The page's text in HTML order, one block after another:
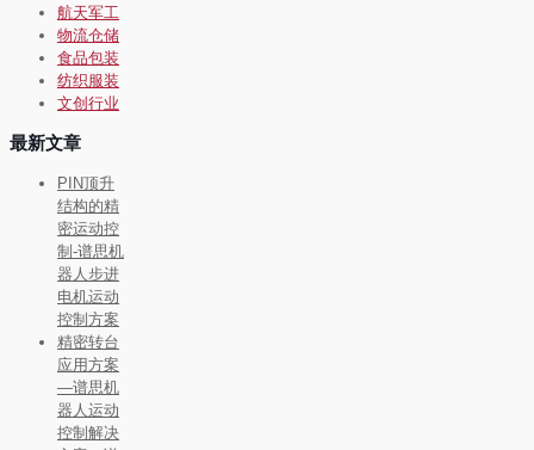
航天军工
物流仓储
食品包装
纺织服装
文创行业
最新文章
PIN顶升
结构的精
密运动控
制-谱思机
器人步进
电机运动
控制方案
精密转台
应用方案
—谱思机
器人运动
控制解决